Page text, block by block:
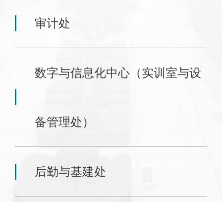
审计处
数字与信息化中心（实训室与设
备管理处）
后勤与基建处